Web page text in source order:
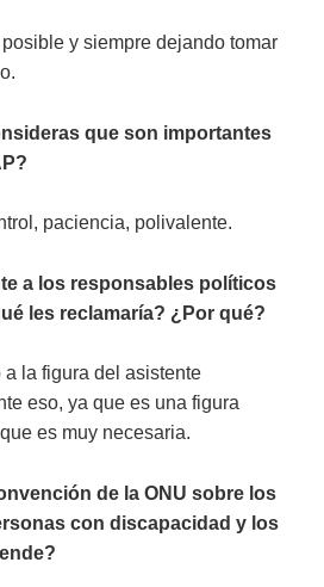
y siempre dejando tomar
que son importantes
paciencia, polivalente.
a los responsables políticos
les reclamaría? ¿Por qué?
a la figura del asistente
eso, ya que es una figura
es muy necesaria.
de la ONU sobre los
con discapacidad y los